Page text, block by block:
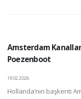
Amsterdam
Poezenboot
19.02.2026
Hollanda’nın başkenti